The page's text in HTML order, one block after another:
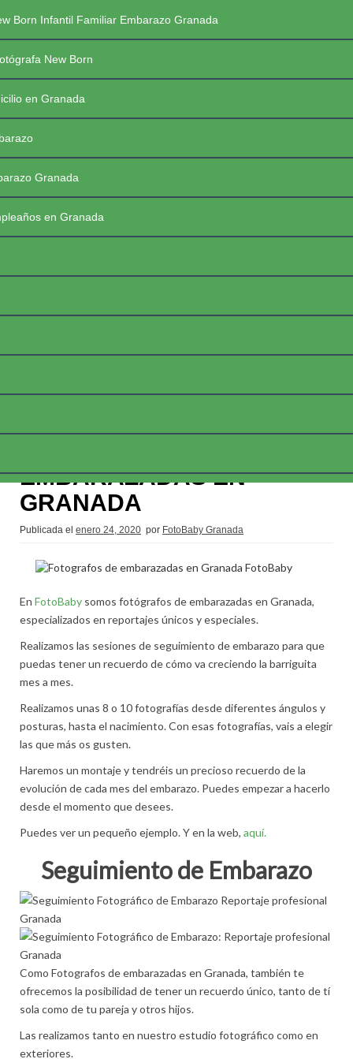
al
contenido
Born Infantil Familiar Embarazo Granada
New Born
en Granada
Granada
en Granada
PREGUNTAS FRECUENTES SESIONES
PRIMERAS COMUNIONES 2026
FotoBaby Granada
EMBARAZADAS EN
GRANADA
Publicada el enero 24, 2020 por FotoBaby Granada
En FotoBaby somos fotógrafos de embarazadas en Granada,
especializados en reportajes únicos y especiales.
Realizamos las sesiones de seguimiento de embarazo para que
puedas tener un recuerdo de cómo va creciendo la barriguita
mes a mes.
Realizamos unas 8 o 10 fotografías desde diferentes ángulos y
posturas, hasta el nacimiento. Con esas fotografías, vais a elegir
las que más os gusten.
Haremos un montaje y tendréis un precioso recuerdo de la
evolución de cada mes del embarazo. Puedes empezar a hacerlo
desde el momento que desees.
Puedes ver un pequeño ejemplo. Y en la web, aquí.
Seguimiento de Embarazo
Como Fotografos de embarazadas en Granada, también te
ofrecemos la posibilidad de tener un recuerdo único, tanto de tí
sola como de tu pareja y otros hijos.
Las realizamos tanto en nuestro estudio fotográfico como en
exteriores.